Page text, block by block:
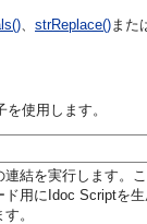
strReplace() また
使用します。
連結を実行します。
ド用にIdoc Scriptを
。